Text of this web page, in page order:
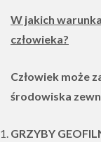
W jakich
człowieka?
Człowiek może
środowiska
GRZYBY